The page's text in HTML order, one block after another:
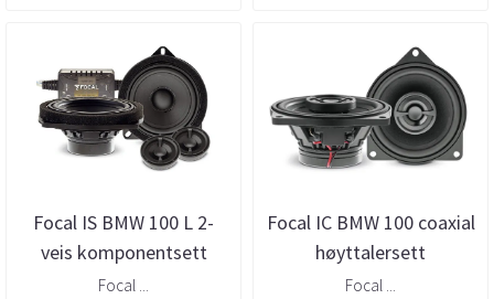
Focal IS BMW 100 L 2-
veis komponentsett
Focal ...
Focal IC BMW 100 coaxial
høyttalersett
Focal ...